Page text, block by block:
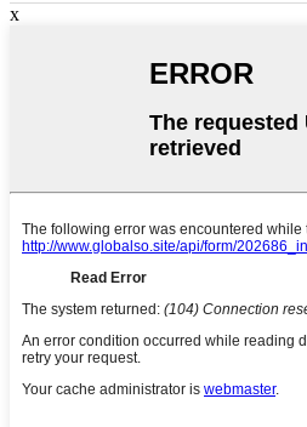
x